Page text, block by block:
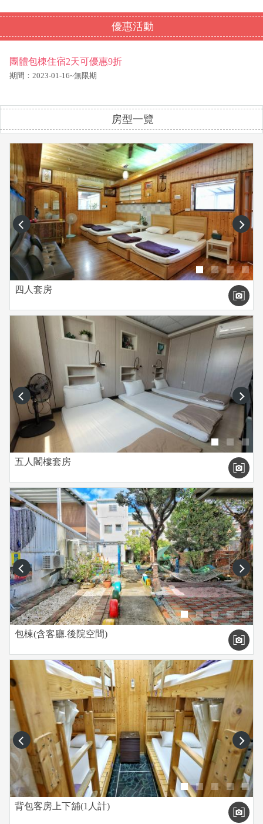
優惠活動
團體包棟住宿2天可優惠9折
期間：2023-01-16~無限期
房型一覽
prev next
四人套房
prev next
五人閣樓套房
prev next
包棟(含客廳.後院空間)
prev next
背包客房上下舖(1人計)